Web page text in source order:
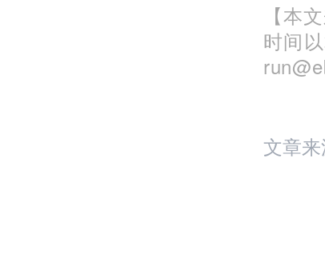
【本
时间
文章